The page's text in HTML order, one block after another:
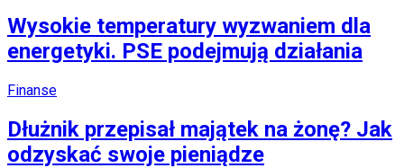
Wysokie temperatury wyzwaniem dla
energetyki. PSE podejmują działania
Finanse
Dłużnik przepisał majątek na żonę? Jak
odzyskać swoje pieniądze